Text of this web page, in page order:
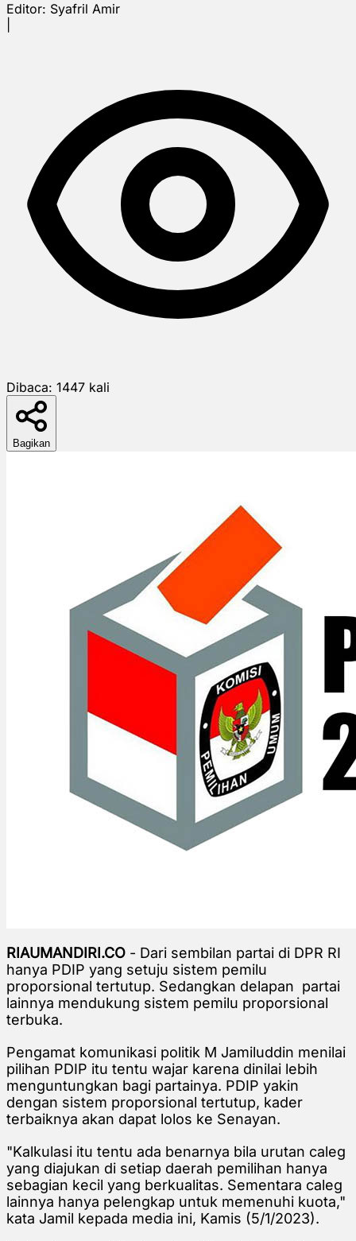
Editor: Syafril Amir
Dibaca: 1447 kali
Bagikan
RIAUMANDIRI.CO - Dari sembilan partai di DPR RI
hanya PDIP yang setuju sistem pemilu
proporsional tertutup. Sedangkan delapan partai
lainnya mendukung sistem pemilu proporsional
terbuka.
Pengamat komunikasi politik M Jamiluddin menilai
pilihan PDIP itu tentu wajar karena dinilai lebih
menguntungkan bagi partainya. PDIP yakin
dengan sistem proporsional tertutup, kader
terbaiknya akan dapat lolos ke Senayan.
"Kalkulasi itu tentu ada benarnya bila urutan caleg
yang diajukan di setiap daerah pemilihan hanya
sebagian kecil yang berkualitas. Sementara caleg
lainnya hanya pelengkap untuk memenuhi kuota,"
kata Jamil kepada media ini, Kamis (5/1/2023).